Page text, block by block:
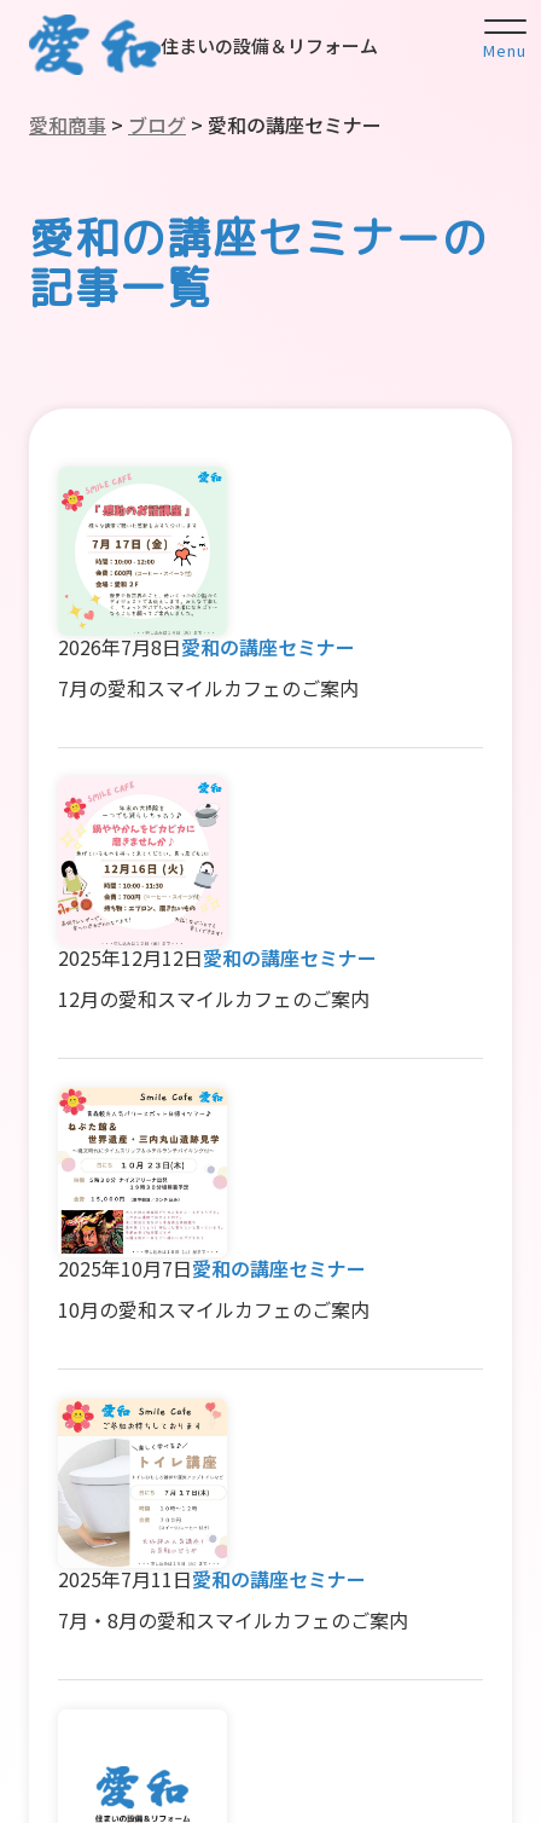
住まいの設備＆リフォーム Menu
愛和商事 > ブログ > 愛和の講座セミナー
愛和の講座セミナーの
記事一覧
2026年7月8日愛和の講座セミナー
7月の愛和スマイルカフェのご案内
2025年12月12日愛和の講座セミナー
12月の愛和スマイルカフェのご案内
2025年10月7日愛和の講座セミナー
10月の愛和スマイルカフェのご案内
2025年7月11日愛和の講座セミナー
7月・8月の愛和スマイルカフェのご案内